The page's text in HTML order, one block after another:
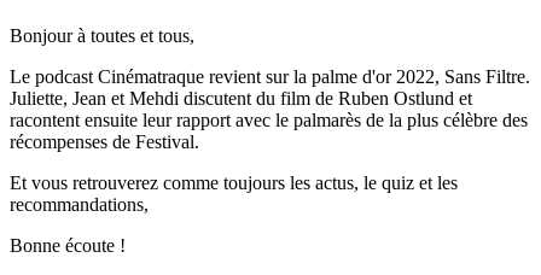
Bonjour à toutes et tous,
Le podcast Cinématraque revient sur la palme d'or 2022, Sans Filtre.
Juliette, Jean et Mehdi discutent du film de Ruben Ostlund et
racontent ensuite leur rapport avec le palmarès de la plus célèbre des
récompenses de Festival.
Et vous retrouverez comme toujours les actus, le quiz et les
recommandations,
Bonne écoute !